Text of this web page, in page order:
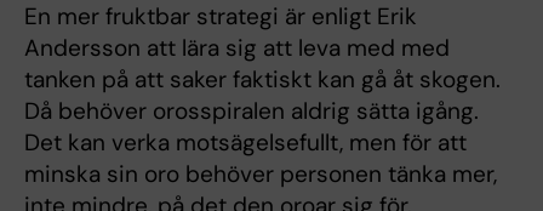
En mer fruktbar strategi är enligt Erik
Andersson att lära sig att leva med med
tanken på att saker faktiskt kan gå åt skogen.
Då behöver orosspiralen aldrig sätta igång.
Det kan verka motsägelsefullt, men för att
minska sin oro behöver personen tänka mer,